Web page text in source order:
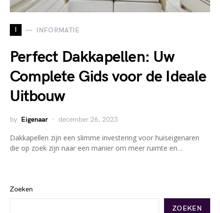
I INFORMATIE
Perfect Dakkapellen: Uw
Complete Gids voor de Ideale
Uitbouw
by Eigenaar december 26, 2023
Dakkapellen zijn een slimme investering voor huiseigenaren
die op zoek zijn naar een manier om meer ruimte en…
Zoeken
ZOEKEN